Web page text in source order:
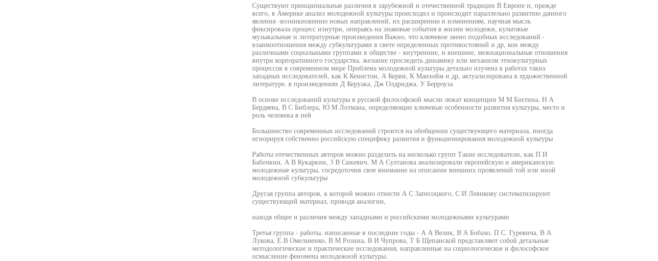
Существуют принципиальные различия в зарубежной и отечественной традиции В Европе и, прежде
всего, в Америке анализ молодежной культуры происходил и происходит параллельно развитию данного
явления -возникновению новых направлений, их расширению и изменениям, научная мысль
фиксировала процесс изнутри, опираясь на знаковые события в жизни молодежи, культовые
музыкальные и литературные произведения Важно, что ключевое звено подобных исследований -
взаимоотношения между субкультурами в свете определенных противостояний и др, кон между
различными социальными группами в обществе - внутренние, и внешние, межнациональные отношения
внутри корпоративного государства, желание проследить динамику или механизм этнокультурных
процессов в современном мире Проблема молодежной культуры детально изучена в работах таких
западных исследователей, как К Кенистон, А Керви, К Манхейм и др, актуализирована в художественной
литературе, в произведениях Д Керуака, Дж Олдриджа, У Берроуза
В основе исследований культуры в русской философской мысли лежат концепции М М Бахтина, Н А
Бердяева, В С Библера, Ю М Лотмана, определяющие ключевые особенности развития культуры, место и
роль человека в ней
Большинство современных исследований строится на обобщении существующего материала, иногда
игнорируя собственно российскую специфику развития и функционирования молодежной культуры
Работы отечественных авторов можно разделить на несколько групп Такие исследователи, как П И
Бабочкин, А В Кукаркин, 3 В Сикевич, М А Султанова анализировали европейскую и американскую
молодежные культуры, сосредоточив свое внимание на описании внешних проявлений той или иной
молодежной субкультуры
Другая группа авторов, к которой можно отнести А С Запесоцкого, С И Левикову систематизируют
существующий материал, проводя аналогии,
находя общее и различия между западными и российскими молодежными культурами
Третья группа - работы, написанные в последние годы - А А Велик, В А Бобахо, П С. Гуревича, В А
Лукова, Е.В Омельченко, В М Розина, В И Чупрова, Т Б Щепанской представляют собой детальные
методологические и практические исследования, направленные на социологическое и философское
осмысление феномена молодежной культуры.